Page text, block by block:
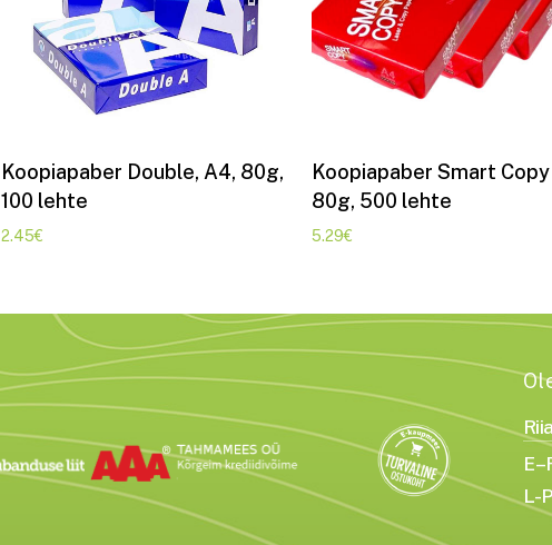
Lisa korvi
Koopiapaber Double, A4, 80g,
100 lehte
2.45€
Lisa korvi
Koopiapaber Smart
80g, 500 lehte
5.29€
L-